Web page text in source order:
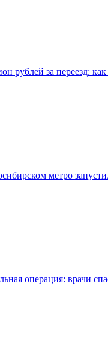
рублей за переезд:
метро
операция: врачи